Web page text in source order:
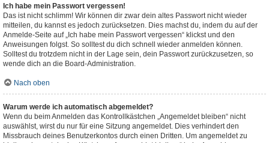
Ich habe mein Passwort vergessen!
Das ist nicht schlimm! Wir können dir zwar dein altes Passwort nicht wieder
mitteilen, du kannst es jedoch zurücksetzen. Dies machst du, indem du auf der
Anmelde-Seite auf „Ich habe mein Passwort vergessen“ klickst und den
Anweisungen folgst. So solltest du dich schnell wieder anmelden können.
Solltest du trotzdem nicht in der Lage sein, dein Passwort zurückzusetzen, so
wende dich an die Board-Administration.
Nach oben
Warum werde ich automatisch abgemeldet?
Wenn du beim Anmelden das Kontrollkästchen „Angemeldet bleiben“ nicht
auswählst, wirst du nur für eine Sitzung angemeldet. Dies verhindert den
Missbrauch deines Benutzerkontos durch einen Dritten. Um angemeldet zu